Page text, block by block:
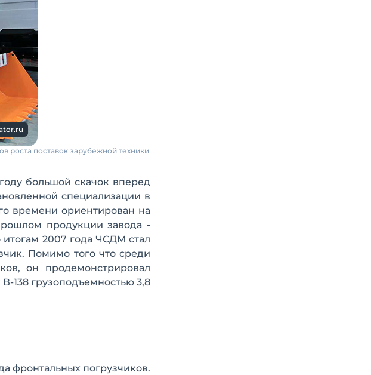
роста поставок зарубежной техники
большой скачок вперед
специализации в
времени ориентирован на
продукции завода -
2007 года ЧСДМ стал
Помимо того что среди
он продемонстрировал
138 грузоподъемностью 3,8
фронтальных погрузчиков.